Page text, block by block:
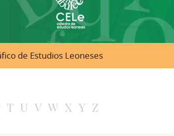
de Estudios Leoneses
T U V W X Y Z